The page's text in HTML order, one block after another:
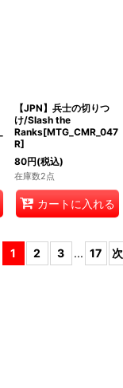
【JPN】兵士の切りつ
け/Slash the
Ranks[MTG_CMR_047
R]
80円(税込)
在庫数2点
カートに入れる
1 2 3 ... 17 次